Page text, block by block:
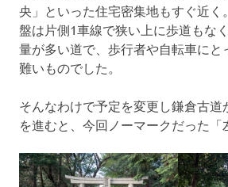
央」といった住宅密集地もすぐ近く
盤は片側1車線で狭い上に歩道もな
量が多い道で、歩行者や自転車にと
難いものでした。
そんなわけで予定を変更し鎌倉古道
を進むと、今回ノーマークだった「